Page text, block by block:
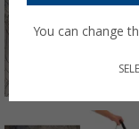
You can change